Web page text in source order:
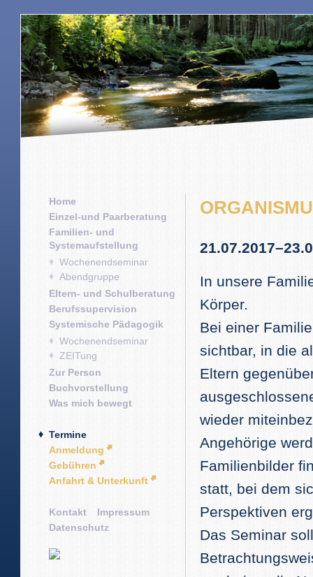
Home
Einzel-und Paarberatung
Familien- und
Systemaufstellung
Wochenendseminar
Abendgruppe
Eltern- und Schulberatung
Berufssupervision
Systemische Pädagogik
Wochenendseminar
ZEITung
Zur Person
Buchvorstellung
Was mich bewegt
Termine
Anmeldung
Gebühren
Anfahrt & Unterkunft
Kontakt
Impressum
Datenschutz
In unsere
Körper.
Bei einer
sichtbar, in die
Eltern
wieder
Angehörige
Familienbilder
statt, bei dem
Perspektiven
Das Seminar